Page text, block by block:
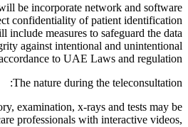
be incorporate network and software
confidentiality of patient identification
include measures to safeguard the data
against intentional and unintentional
to UAE Laws and regulation.
The nature during the teleconsultation:
examination, x-rays and tests may be
professionals with interactive videos,